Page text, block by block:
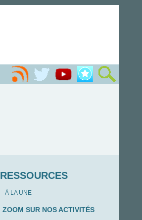
RESSOURCES
À LA UNE
ZOOM SUR NOS ACTIVITÉS